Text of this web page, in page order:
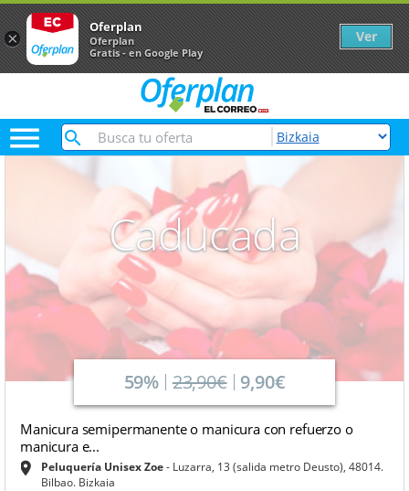

Caducada
59% 23,90€ 9,90€
Manicura semipermanente o manicura con refuerzo o
manicura e...
Peluquería Unisex Zoe
Luzarra, 13 (salida metro Deusto), 48014.
Bilbao. Bizkaia
×
Oferplan
Oferplan
Gratis - en Google Play
Ver